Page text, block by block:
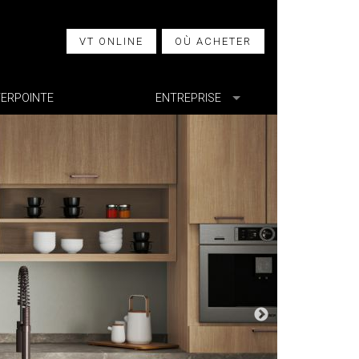
VT ONLINE OÙ ACHETER
ENTREPRISE